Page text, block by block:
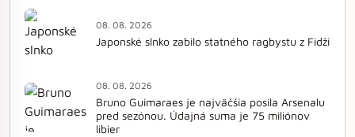
08. 08. 2026
Japonské slnko zabilo statného ragbystu z Fidži
08. 08. 2026
Bruno Guimaraes je najväčšia posila Arsenalu
pred sezónou. Údajná suma je 75 miliónov
libier